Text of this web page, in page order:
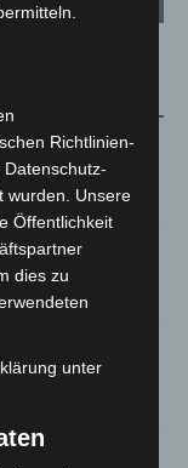
zeigt ihre
Hannover-West
Niedersachsen
Richtlinien-
wurden. Unsere
Öffentlichkeit
dies zu
unter